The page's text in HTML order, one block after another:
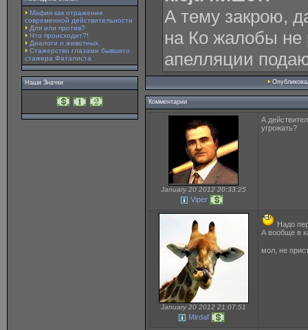
Мафия как отражение
современной действительности
Для или против?
Что происходит?!
Диалоги о животных.
Стажерство глазами бывшего
стажера Фаталиста
Наши Значки
А тему закрою,
на Ко жалобы не
апелляции
Комментарии
January 20 2012 20:33:25
Viper
А
угрожать?
January 20 2012 21:07:51
Mirdaf
Надо
А вообще в
мол, не